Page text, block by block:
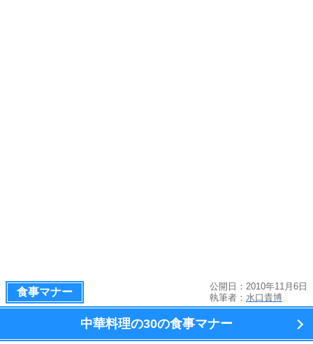
食事マナー
公開日：2010年11月6日
執筆者： 水口貴博
中華料理の30の食事マナー